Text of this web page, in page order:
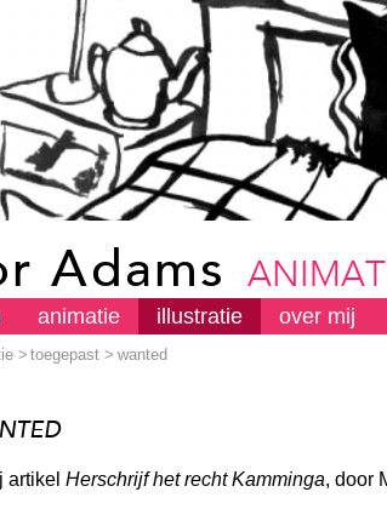
Adams
animatie illustratie over mij
> toegepast > wanted
artikel Herschrijf het recht Kamminga, door